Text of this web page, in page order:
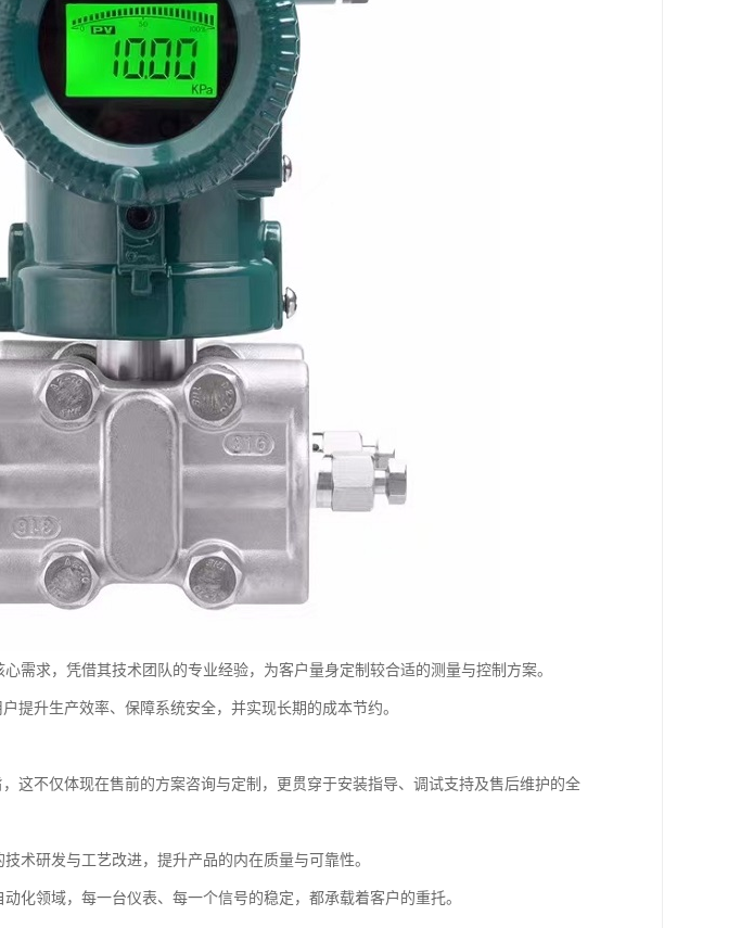
需求，凭借其技术团队的专业经验，为客户量身定制较合适的测量与控制方案。
提升生产效率、保障系统安全，并实现长期的成本节约。
这不仅体现在售前的方案咨询与定制，更贯穿于安装指导、调试支持及售后维护的全
术研发与工艺改进，提升产品的内在质量与可靠性。
化领域，每一台仪表、每一个信号的稳定，都承载着客户的重托。